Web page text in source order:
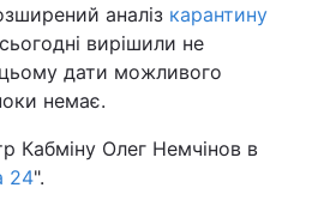
аналіз карантину
вирішили не
дати можливого
немає.
Кабміну Олег Немчінов в
24".